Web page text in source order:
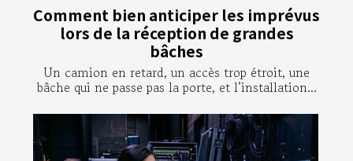
Comment bien anticiper les imprévus
lors de la réception de grandes
bâches
Un camion en retard, un accès trop étroit, une
bâche qui ne passe pas la porte, et l’installation...